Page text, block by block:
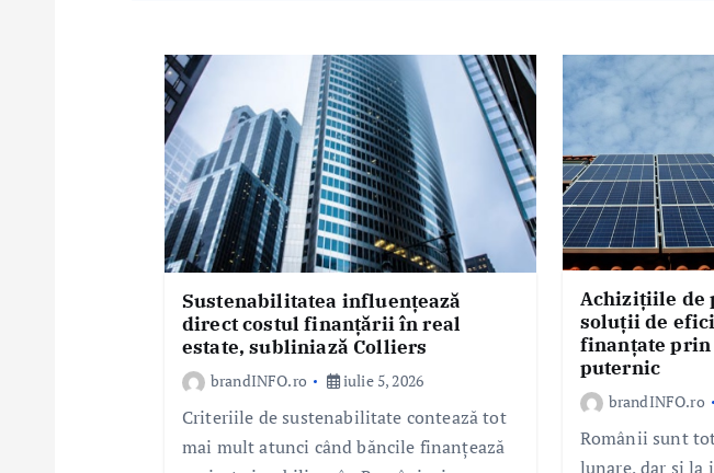
Sustenabilitatea influențează
direct costul finanțării în real
estate, subliniază Colliers
brandINFO.ro iulie 5, 2026
Criteriile de sustenabilitate contează tot
mai mult atunci când băncile finanțează
Achizițiile de
soluții de
finanțate prin
puternic
brandINFO.ro
Românii sunt
lunare, dar și la